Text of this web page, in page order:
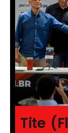
Tite